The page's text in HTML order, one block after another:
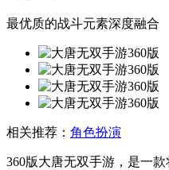
最优质的战斗元素深度融合
相关推荐： 角色扮演
360版大唐无双手游，是一